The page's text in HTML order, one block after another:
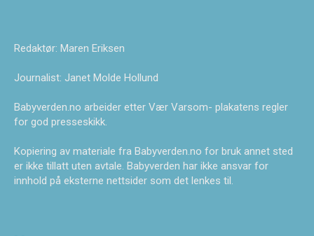
Redaktør: Maren Eriksen
Journalist: Janet Molde Hollund
Babyverden.no arbeider etter Vær Varsom- plakatens regler
for god presseskikk.
Kopiering av materiale fra Babyverden.no for bruk annet sted
er ikke tillatt uten avtale. Babyverden har ikke ansvar for
innhold på eksterne nettsider som det lenkes til.